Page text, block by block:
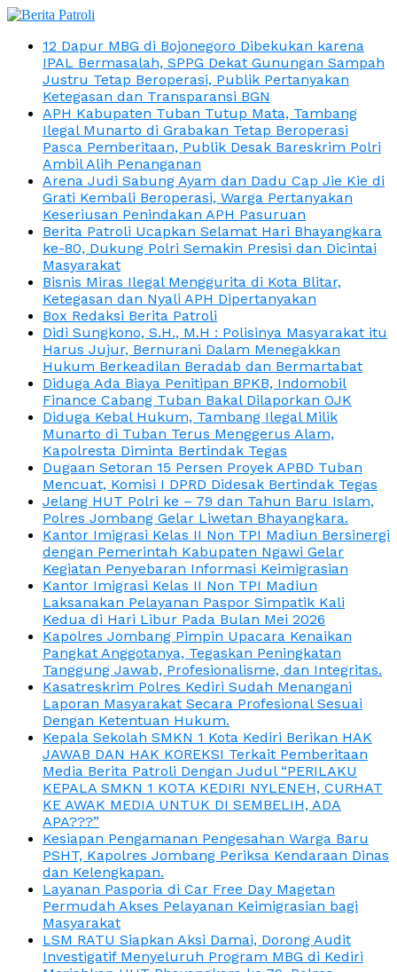
12 Dapur MBG di Bojonegoro Dibekukan karena
IPAL Bermasalah, SPPG Dekat Gunungan Sampah
Justru Tetap Beroperasi, Publik Pertanyakan
Ketegasan dan Transparansi BGN
APH Kabupaten Tuban Tutup Mata, Tambang
Ilegal Munarto di Grabakan Tetap Beroperasi
Pasca Pemberitaan, Publik Desak Bareskrim Polri
Ambil Alih Penanganan
Arena Judi Sabung Ayam dan Dadu Cap Jie Kie di
Grati Kembali Beroperasi, Warga Pertanyakan
Keseriusan Penindakan APH Pasuruan
Berita Patroli Ucapkan Selamat Hari Bhayangkara
ke-80, Dukung Polri Semakin Presisi dan Dicintai
Masyarakat
Bisnis Miras Ilegal Menggurita di Kota Blitar,
Ketegasan dan Nyali APH Dipertanyakan
Box Redaksi Berita Patroli
Didi Sungkono, S.H., M.H : Polisinya Masyarakat itu
Harus Jujur, Bernurani Dalam Menegakkan
Hukum Berkeadilan Beradab dan Bermartabat
Diduga Ada Biaya Penitipan BPKB, Indomobil
Finance Cabang Tuban Bakal Dilaporkan OJK
Diduga Kebal Hukum, Tambang Ilegal Milik
Munarto di Tuban Terus Menggerus Alam,
Kapolresta Diminta Bertindak Tegas
Dugaan Setoran 15 Persen Proyek APBD Tuban
Mencuat, Komisi I DPRD Didesak Bertindak Tegas
Jelang HUT Polri ke – 79 dan Tahun Baru Islam,
Polres Jombang Gelar Liwetan Bhayangkara.
Kantor Imigrasi Kelas II Non TPI Madiun Bersinergi
dengan Pemerintah Kabupaten Ngawi Gelar
Kegiatan Penyebaran Informasi Keimigrasian
Kantor Imigrasi Kelas II Non TPI Madiun
Laksanakan Pelayanan Paspor Simpatik Kali
Kedua di Hari Libur Pada Bulan Mei 2026
Kapolres Jombang Pimpin Upacara Kenaikan
Pangkat Anggotanya, Tegaskan Peningkatan
Tanggung Jawab, Profesionalisme, dan Integritas.
Kasatreskrim Polres Kediri Sudah Menangani
Laporan Masyarakat Secara Profesional Sesuai
Dengan Ketentuan Hukum.
Kepala Sekolah SMKN 1 Kota Kediri Berikan HAK
JAWAB DAN HAK KOREKSI Terkait Pemberitaan
Media Berita Patroli Dengan Judul “PERILAKU
KEPALA SMKN 1 KOTA KEDIRI NYLENEH, CURHAT
KE AWAK MEDIA UNTUK DI SEMBELIH, ADA
APA???”
Kesiapan Pengamanan Pengesahan Warga Baru
PSHT, Kapolres Jombang Periksa Kendaraan Dinas
dan Kelengkapan.
Layanan Pasporia di Car Free Day Magetan
Permudah Akses Pelayanan Keimigrasian bagi
Masyarakat
LSM RATU Siapkan Aksi Damai, Dorong Audit
Investigatif Menyeluruh Program MBG di Kediri